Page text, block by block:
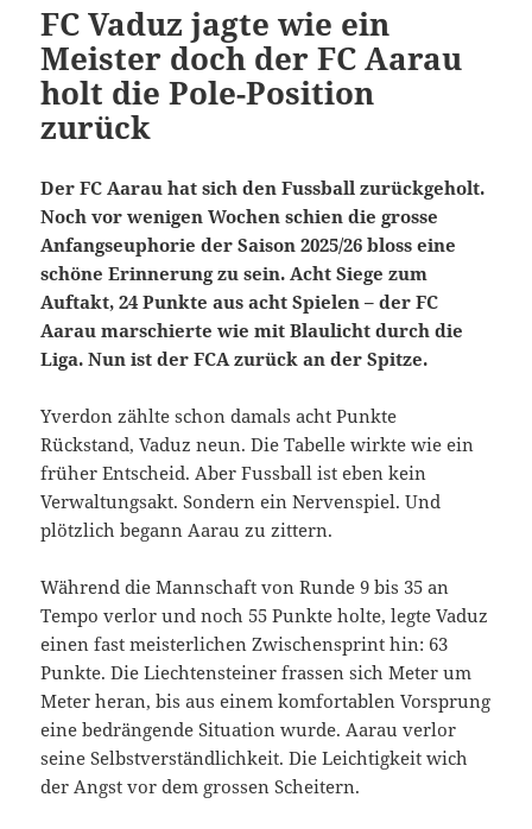
FC Vaduz jagte wie ein
Meister doch der FC Aarau
holt die Pole-Position
zurück
Der FC Aarau hat sich den Fussball zurückgeholt.
Noch vor wenigen Wochen schien die grosse
Anfangseuphorie der Saison 2025/26 bloss eine
schöne Erinnerung zu sein. Acht Siege zum
Auftakt, 24 Punkte aus acht Spielen – der FC
Aarau marschierte wie mit Blaulicht durch die
Liga. Nun ist der FCA zurück an der Spitze.
Yverdon zählte schon damals acht Punkte
Rückstand, Vaduz neun. Die Tabelle wirkte wie ein
früher Entscheid. Aber Fussball ist eben kein
Verwaltungsakt. Sondern ein Nervenspiel. Und
plötzlich begann Aarau zu zittern.
Während die Mannschaft von Runde 9 bis 35 an
Tempo verlor und noch 55 Punkte holte, legte Vaduz
einen fast meisterlichen Zwischensprint hin: 63
Punkte. Die Liechtensteiner frassen sich Meter um
Meter heran, bis aus einem komfortablen Vorsprung
eine bedrängende Situation wurde. Aarau verlor
seine Selbstverständlichkeit. Die Leichtigkeit wich
der Angst vor dem grossen Scheitern.